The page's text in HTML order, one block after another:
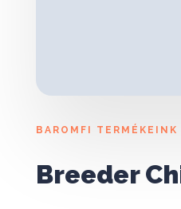
BAROMFI TERMÉKEINK
Breeder